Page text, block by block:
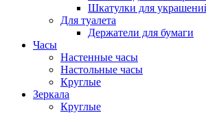
Шкатулки для
Для туалета
Держатели для бумаги
Часы
Настенные часы
Настольные часы
Круглые
Зеркала
Круглые